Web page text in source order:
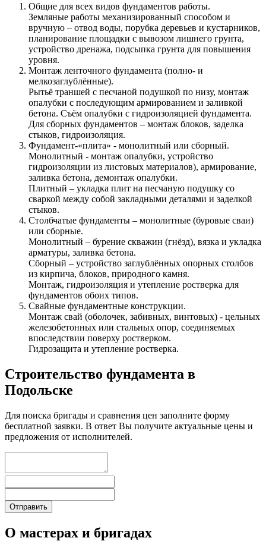
Общие для всех видов фундаментов работы.
Земляные работы механизированный способом и
вручную – отвод воды, порубка деревьев и кустарников,
планирование площадки с вывозом лишнего грунта,
устройство дренажа, подсыпка грунта для повышения
уровня.
Монтаж ленточного фундамента (полно- и
мелкозаглублённые).
Рытьё траншей с песчаной подушкой по низу, монтаж
опалубки с последующим армированием и заливкой
бетона. Съём опалубки с гидроизоляцией фундамента.
Для сборных фундаментов – монтаж блоков, заделка
стыков, гидроизоляция.
Фундамент-«плита» - монолитный или сборный.
Монолитный - монтаж опалубки, устройство
гидроизоляции из листовых материалов), армирование,
заливка бетона, демонтаж опалубки.
Плитный – укладка плит на песчаную подушку со
сваркой между собой закладными деталями и заделкой
стыков.
Столбчатые фундаменты – монолитные (буровые сваи)
или сборные.
Монолитный – бурение скважин (гнёзд), вязка и укладка
арматуры, заливка бетона.
Сборный – устройство заглублённых опорных столбов
из кирпича, блоков, природного камня.
Монтаж, гидроизоляция и утепление ростверка для
фундаментов обоих типов.
Свайные фундаментные конструкции.
Монтаж свай (оболочек, забивных, винтовых) - цельных
железобетонных или стальных опор, соединяемых
впоследствии поверху ростверком.
Гидрозащита и утепление ростверка.
Строительство фундамента в
Подольске
Для поиска бригады и сравнения цен заполните форму
бесплатной заявки. В ответ Вы получите актуальные цены и
предложения от исполнителей.
О мастерах и бригадах